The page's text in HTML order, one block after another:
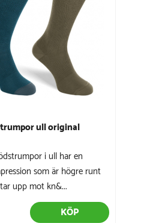
ull original
i ull har en
som är högre runt
upp mot kn&...
KÖP